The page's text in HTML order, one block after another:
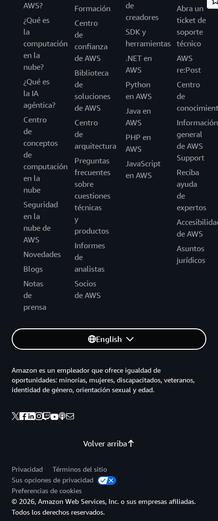
AWS?
¿Qué es
la
computación
en la
nube?
¿Qué es
la IA
agéntica?
Centro
de
conceptos
de
computación
en la
nube
Seguridad
en la
nube de
AWS
Novedades
Blogs
Notas
de
prensa
Formación
Centro
de
confianza
de AWS
Biblioteca
de
soluciones
de AWS
Centro
de
arquitectura
Preguntas
frecuentes
sobre
cuestiones
técnicas
y
productos
Informes
de
analistas
Socios
de AWS
de
creadores
SDK y
herramientas
.NET en
AWS
Python
en AWS
Java en
AWS
PHP en
AWS
JavaScript
en AWS
Abra un
ticket de
soporte
técnico
AWS
re:Post
Centro
de
Información
general
de AWS
Support
Reciba
ayuda
de
expertos
de AWS
Asuntos
jurídicos
English
Volver arriba
Amazon es un empleador que ofrece igualdad de
oportunidades: minorías, mujeres, discapacitados, veteranos,
identidad de género, orientación sexual y edad.
Privacidad
Términos del sitio
Sus opciones de privacidad
Preferencias de cookies
© 2026, Amazon Web Services, Inc. o sus empresas afiliadas.
Todos los derechos reservados.